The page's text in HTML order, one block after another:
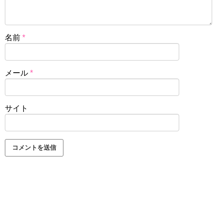
名前 *
メール *
サイト